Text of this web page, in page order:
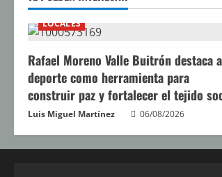
d
o
LOCALES
Rafael Moreno Valle Buitrón destaca
deporte como herramienta para
construir paz y fortalecer el tejido
Luis Miguel Martínez 06/08/2026